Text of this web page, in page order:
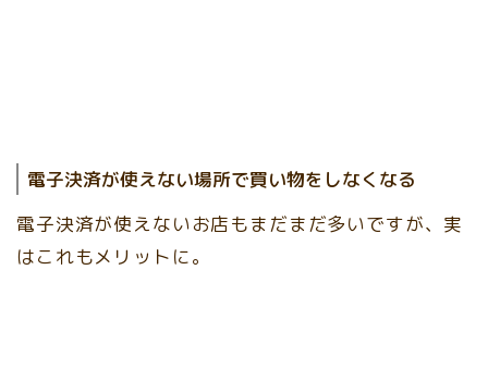
電子決済が使えない場所で買い物をしなくなる
電子決済が使えないお店もまだまだ多いですが、実
はこれもメリットに。